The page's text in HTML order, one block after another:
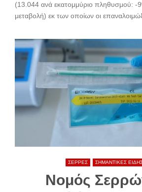
(13.044 ανά εκατομμύριο πληθυσμού: -
μεταβολή) εκ των οποίων οι
ΣΕΡΡΕΣ ΣΗΜΑΝΤΙΚΕΣ
Νομός